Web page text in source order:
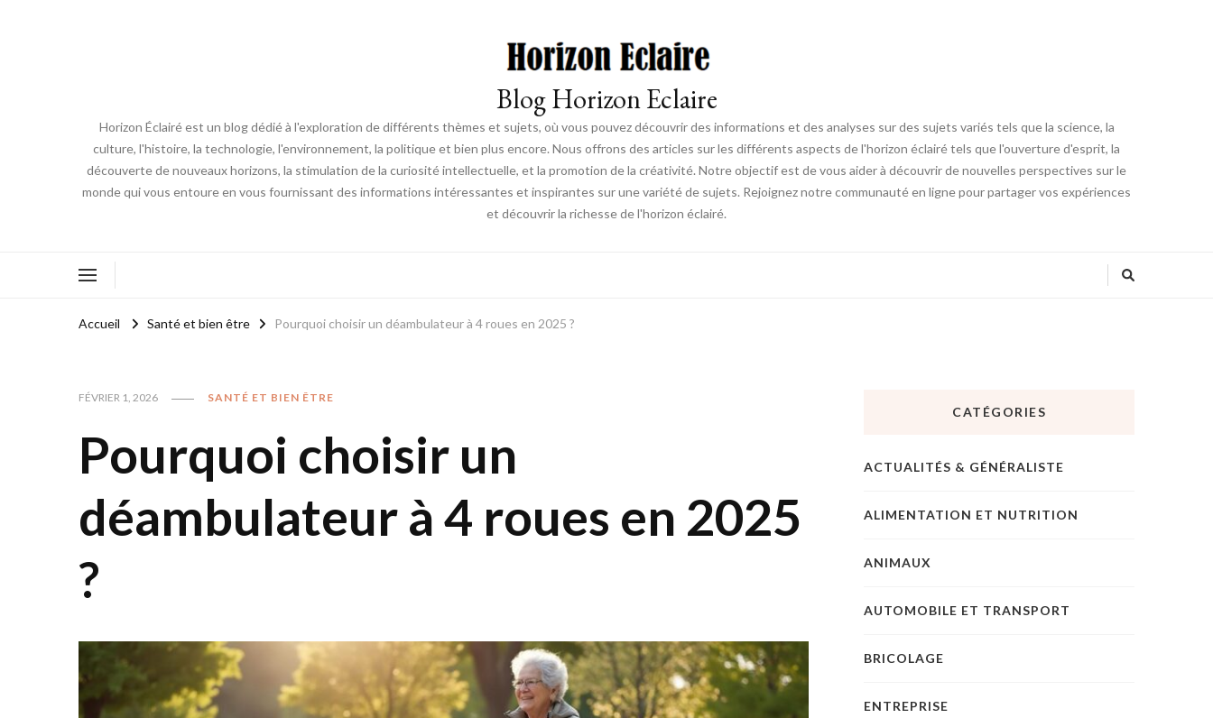
Blog Horizon Eclaire
Horizon Éclairé est un blog dédié à l'exploration de différents thèmes et sujets, où vous pouvez découvrir des informations et des analyses sur des sujets variés tels que la science, la
culture, l'histoire, la technologie, l'environnement, la politique et bien plus encore. Nous offrons des articles sur les différents aspects de l'horizon éclairé tels que l'ouverture d'esprit, la
découverte de nouveaux horizons, la stimulation de la curiosité intellectuelle, et la promotion de la créativité. Notre objectif est de vous aider à découvrir de nouvelles perspectives sur le
monde qui vous entoure en vous fournissant des informations intéressantes et inspirantes sur une variété de sujets. Rejoignez notre communauté en ligne pour partager vos expériences
et découvrir la richesse de l'horizon éclairé.
Accueil Santé et bien être Pourquoi choisir un déambulateur à 4 roues en 2025 ?
FÉVRIER 1, 2026 SANTÉ ET BIEN ÊTRE
Pourquoi choisir un
déambulateur à 4 roues en 2025
?
CATÉGORIES
ACTUALITÉS & GÉNÉRALISTE
ALIMENTATION ET NUTRITION
ANIMAUX
AUTOMOBILE ET TRANSPORT
BRICOLAGE
ENTREPRISE